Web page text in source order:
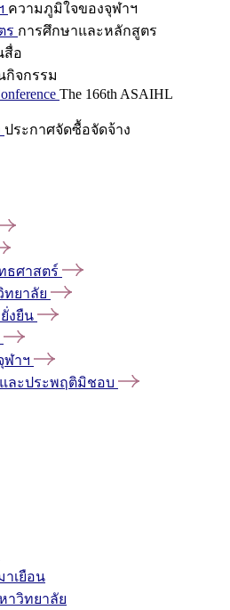
ความภูมิใจของจุฬาฯ
ร การศึกษาและหลักสูตร
สื่อ
กิจกรรม
The 166th ASAIHL
ประกาศจัดซื้อจัดจ้าง
ธศาสตร์
ยาลัย
งยืน
ฬาฯ
ละประพฤติมิชอบ
เยือน
าวิทยาลัย